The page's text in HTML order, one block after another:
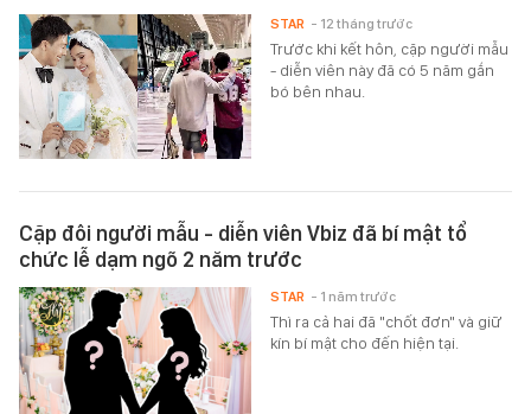
Trước khi kết hôn, cặp người mẫu
- diễn viên này đã có 5 năm gắn
bó bên nhau.
STAR - 12 tháng trước
Cặp đôi người mẫu - diễn viên Vbiz đã bí mật tổ
chức lễ dạm ngõ 2 năm trước
Thì ra cả hai đã "chốt đơn" và giữ
kín bí mật cho đến hiện tại.
STAR - 1 năm trước